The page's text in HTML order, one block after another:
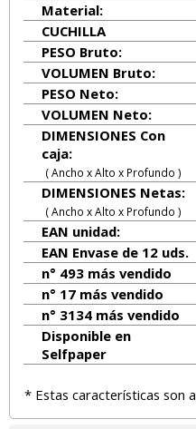
Material:
CUCHILLA
PESO Bruto:
VOLUMEN Bruto:
PESO Neto:
VOLUMEN Neto:
DIMENSIONES Con
caja:
( Ancho x Alto x Profundo )
DIMENSIONES Netas:
( Ancho x Alto x Profundo )
EAN unidad:
EAN Envase de 12 uds.
n° 493 más vendido
n° 17 más vendido
n° 3134 más vendido
Disponible en
Selfpaper
* Estas características son